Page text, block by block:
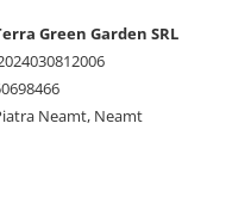
Green Garden SRL
Neamt, Neamt